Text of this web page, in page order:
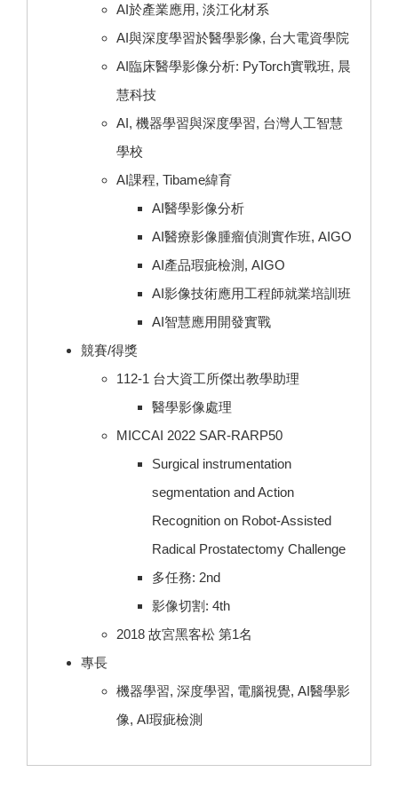
AI於產業應用, 淡江化材系
AI與深度學習於醫學影像, 台大電資學院
AI臨床醫學影像分析: PyTorch實戰班, 晨
慧科技
AI, 機器學習與深度學習, 台灣人工智慧
學校
AI課程, Tibame緯育
AI醫學影像分析
AI醫療影像腫瘤偵測實作班, AIGO
AI產品瑕疵檢測, AIGO
AI影像技術應用工程師就業培訓班
AI智慧應用開發實戰
競賽/得獎
112-1 台大資工所傑出教學助理
醫學影像處理
MICCAI 2022 SAR-RARP50
Surgical instrumentation
segmentation and Action
Recognition on Robot-Assisted
Radical Prostatectomy Challenge
多任務: 2nd
影像切割: 4th
2018 故宮黑客松 第1名
專長
機器學習, 深度學習, 電腦視覺, AI醫學影
像, AI瑕疵檢測